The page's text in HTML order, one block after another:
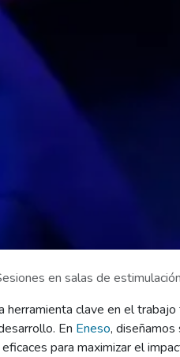
en salas de
herramienta clave en el
En Eneso,
para maximizar el